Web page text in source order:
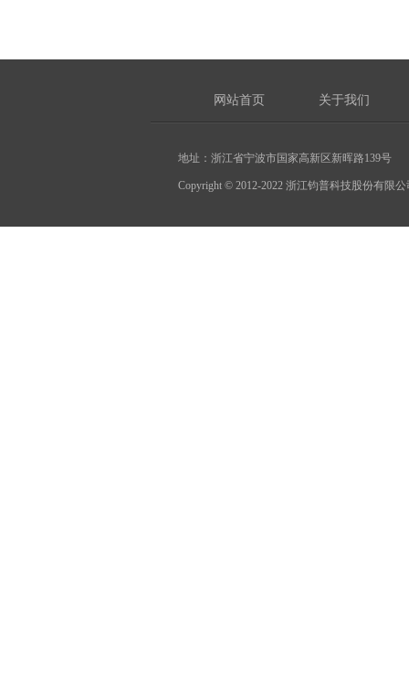
网站首页 关于我们
地址：浙江省宁波市国家高新区新晖路139号
Copyright © 2012-2022 浙江钧普科技股份有